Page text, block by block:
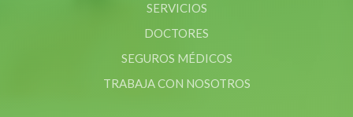
SERVICIOS
DOCTORES
SEGUROS MÉDICOS
TRABAJA CON NOSOTROS